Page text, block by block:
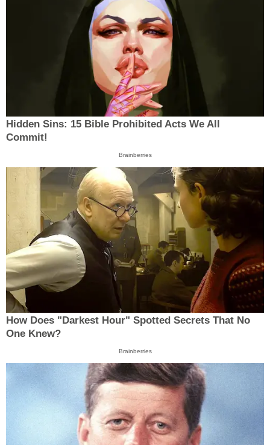
Hidden Sins: 15 Bible Prohibited Acts We All
Commit!
Brainberries
How Does "Darkest Hour" Spotted Secrets That No
One Knew?
Brainberries